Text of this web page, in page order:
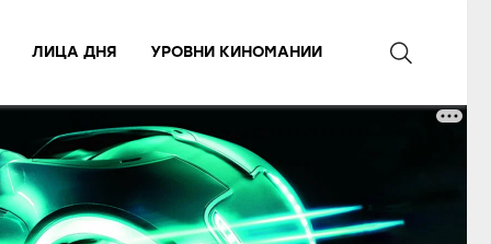
ЛИЦА ДНЯ УРОВНИ КИНОМАНИИ